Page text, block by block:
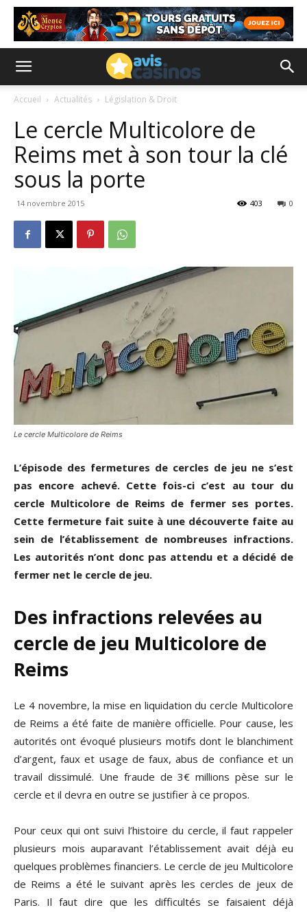
Accueil Actualités Législation & Droit
Le cercle Multicolore de
Reims met à son tour la clé
sous la porte
14 novembre 2015 0
403
Le cercle Multicolore de Reims
L’épisode des fermetures de cercles de jeu ne s’est
pas encore achevé. Cette fois-ci c’est au tour du
cercle Multicolore de Reims de fermer ses portes.
Cette fermeture fait suite à une découverte faite au
sein de l’établissement de nombreuses infractions.
Les autorités n’ont donc pas attendu et a décidé de
fermer net le cercle de jeu.
Des infractions relevées au
cercle de jeu Multicolore de
Reims
Le 4 novembre, la mise en liquidation du cercle Multicolore
de Reims a été faite de manière officielle. Pour cause, les
autorités ont évoqué plusieurs motifs dont le blanchiment
d’argent, faux et usage de faux, abus de confiance et un
travail dissimulé. Une fraude de 3€ millions pèse sur le
cercle et il devra en outre se justifier à ce propos.
Pour ceux qui ont suivi l’histoire du cercle, il faut rappeler
plusieurs mois auparavant l’établissement avait déjà eu
quelques problèmes financiers. Le cercle de jeu Multicolore
de Reims a été le suivant après les cercles de jeux de
Paris. Il faut dire que les difficultés se faisaient déjà